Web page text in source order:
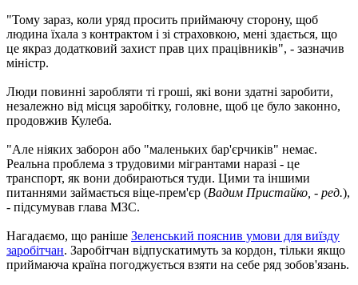
"Тому зараз, коли уряд просить приймаючу сторону, щоб
людина їхала з контрактом і зі страховкою, мені здається, що
це якраз додатковий захист прав цих працівників", - зазначив
міністр.
Люди повинні заробляти ті гроші, які вони здатні заробити,
незалежно від місця заробітку, головне, щоб це було законно,
продовжив Кулеба.
"Але ніяких заборон або "маленьких бар'єрчиків" немає.
Реальна проблема з трудовими мігрантами наразі - це
транспорт, як вони добираються туди. Цими та іншими
питаннями займається віце-прем'єр (Вадим Пристайко, - ред.),
- підсумував глава МЗС.
Нагадаємо, що раніше Зеленський пояснив умови для виїзду
заробітчан. Заробітчан відпускатимуть за кордон, тільки якщо
приймаюча країна погоджується взяти на себе ряд зобов'язань.